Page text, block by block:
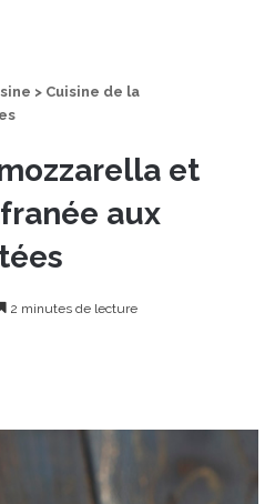
> Cuisine de la
et
aux
2 minutes de lecture